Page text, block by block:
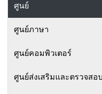
ศูนย์
ศูนย์ภาษา
ศูนย์คอมพิวเตอร์
ศูนย์ส่งเสริมและตรวจสอ